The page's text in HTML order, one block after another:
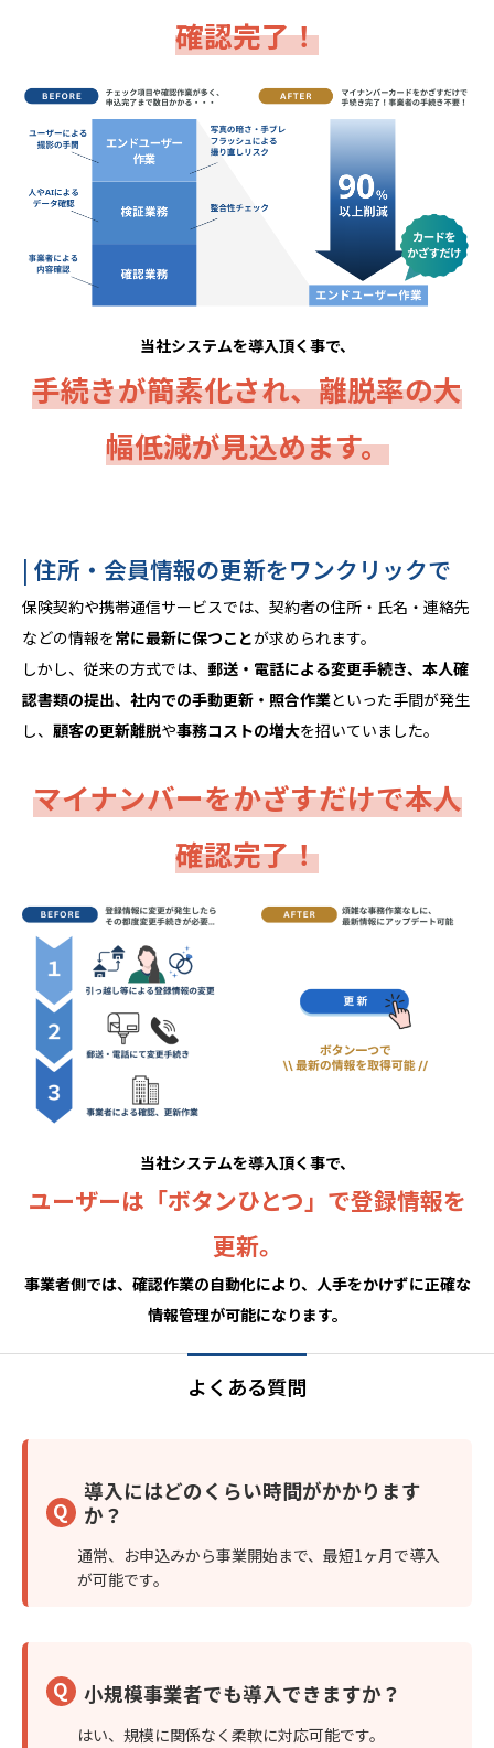
確認完了！
当社システムを導入頂く事で、
手続きが簡素化され、離脱率の大
幅低減が見込めます。
| 住所・会員情報の更新をワンクリックで
保険契約や携帯通信サービスでは、契約者の住所・氏名・連絡先
などの情報を常に最新に保つことが求められます。
しかし、従来の方式では、 郵送・電話による変更手続き、本人確
認書類の提出、社内での手動更新・照合作業といった手間が発生
し、 顧客の更新離脱や事務コストの増大を招いていました。
マイナンバーをかざすだけで本人
確認完了！
当社システムを導入頂く事で、
ユーザーは「ボタンひとつ」で登録情報を
更新。
事業者側では、確認作業の自動化により、人手をかけずに正確な
情報管理が可能になります。
よくある質問
Q
導入にはどのくらい時間がかかります
か？
通常、お申込みから事業開始まで、最短1ヶ月で導入
が可能です。
Q 小規模事業者でも導入できますか？
はい、規模に関係なく柔軟に対応可能です。